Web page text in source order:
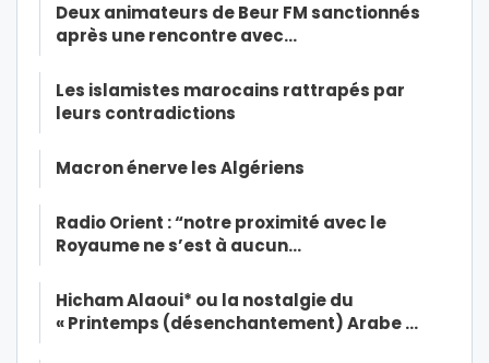
Deux animateurs de Beur FM sanctionnés
après une rencontre avec…
Les islamistes marocains rattrapés par
leurs contradictions
Macron énerve les Algériens
Radio Orient : “notre proximité avec le
Royaume ne s’est à aucun…
Hicham Alaoui* ou la nostalgie du
« Printemps (désenchantement) Arabe …